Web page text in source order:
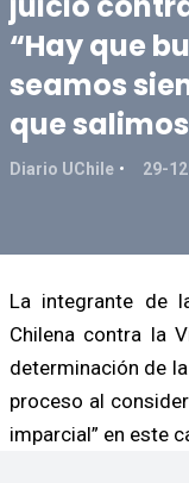
“Hay que
seamos
que
Diario UChile 29-
La integrante de
Chilena contra la
determinación de
proceso al
imparcial” en este